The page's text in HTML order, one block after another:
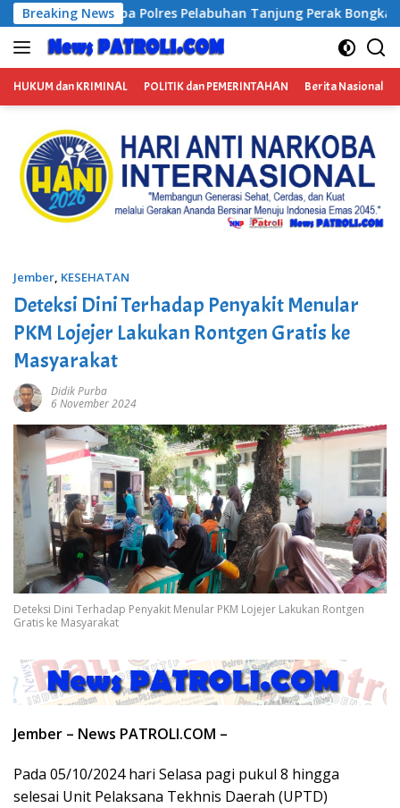
Langsung
ke
konten
Breaking News
Tanjung Perak Bongkar Tiga Jaringan Narkoba, Empat
HUKUM dan KRIMINAL POLITIK dan PEMERINTAHAN Berita Nasional
Jember, KESEHATAN
Deteksi Dini Terhadap Penyakit Menular
PKM Lojejer Lakukan Rontgen Gratis ke
Masyarakat
Didik Purba
6 November 2024
Deteksi Dini Terhadap Penyakit Menular PKM Lojejer Lakukan Rontgen
Gratis ke Masyarakat
Jember – News PATROLI.COM –
Pada 05/10/2024 hari Selasa pagi pukul 8 hingga
selesai Unit Pelaksana Tekhnis Daerah (UPTD)